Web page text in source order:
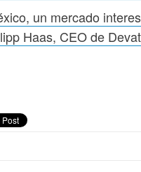
un mercado
Haas, CEO de